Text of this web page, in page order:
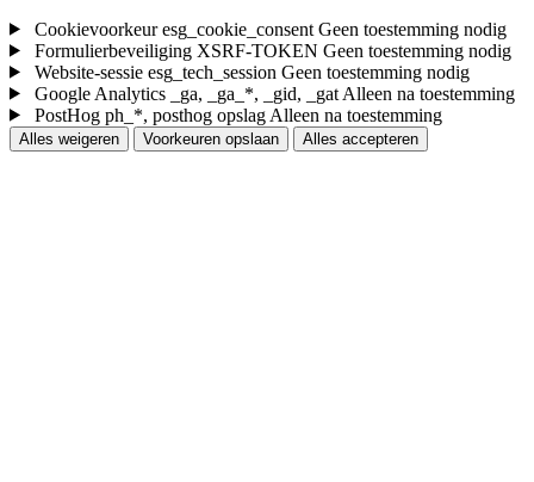
Cookievoorkeuresg_cookie_consent Geen toestemming nodig
Formulierbeveiliging XSRF-TOKEN Geen toestemming nodig
Website-sessie esg_tech_session Geen toestemming nodig
Google Analytics
_ga, _ga_*, _gid, _gat Alleen na toestemming
PostHog ph_*, posthog opslag Alleen na toestemming
Alles weigeren Voorkeuren opslaan Alles accepteren